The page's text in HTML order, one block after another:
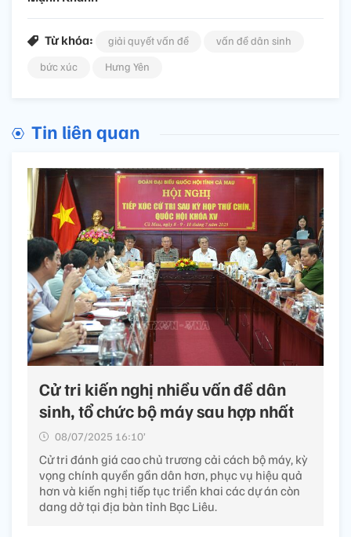
Từ khóa: giải quyết vấn đề
vấn đề dân sinh
bức xúc
Hưng Yên
Tin liên quan
Cử tri kiến nghị nhiều vấn đề dân
sinh, tổ chức bộ máy sau hợp nhất
08/07/2025 16:10’
Cử tri đánh giá cao chủ trương cải cách bộ máy, kỳ
vọng chính quyền gần dân hơn, phục vụ hiệu quả
hơn và kiến nghị tiếp tục triển khai các dự án còn
dang dở tại địa bàn tỉnh Bạc Liêu.